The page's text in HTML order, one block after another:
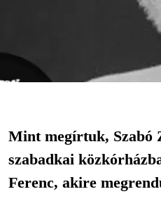
Mint megírtuk, Szabó
szabadkai
Ferenc, akire